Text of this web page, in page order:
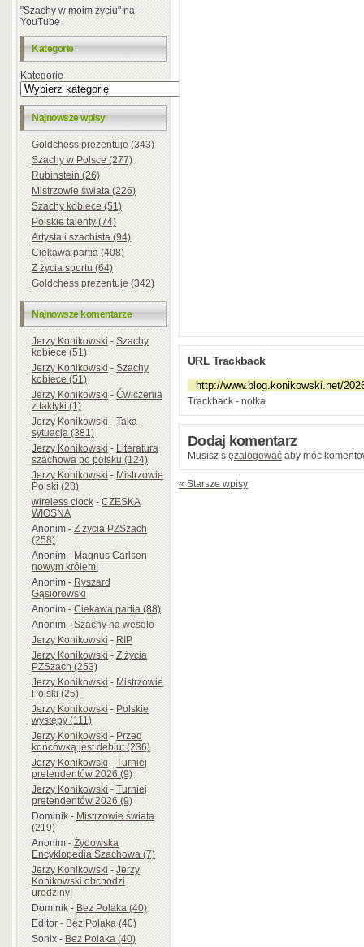
"Szachy w moim życiu" na
YouTube
Kategorie
Kategorie
Najnowsze wpisy
Goldchess prezentuje (343)
Szachy w Polsce (277)
Rubinstein (26)
Mistrzowie świata (226)
Szachy kobiece (51)
Polskie talenty (74)
Artysta i szachista (94)
Ciekawa partia (408)
Z życia sportu (64)
Goldchess prezentuje (342)
Najnowsze komentarze
Jerzy Konikowski-Szachy
kobiece (51)
Jerzy Konikowski-Szachy
kobiece (51)
Jerzy Konikowski-Ćwiczenia
z taktyki (1)
Jerzy Konikowski-Taka
sytuacja (381)
Jerzy Konikowski-Literatura
szachowa po polsku (124)
Jerzy Konikowski-Mistrzowie
Polski (28)
wireless clock-CZESKA
WIOSNA
Anonim-Z życia PZSzach
(258)
Anonim-Magnus Carlsen
nowym królem!
Anonim-Ryszard
Gąsiorowski
Anonim-Ciekawa partia (88)
Anonim-Szachy na wesoło
Jerzy Konikowski-RIP
Jerzy Konikowski-Z życia
PZSzach (253)
Jerzy Konikowski-Mistrzowie
Polski (25)
Jerzy Konikowski-Polskie
występy (111)
Jerzy Konikowski-Przed
końcówką jest debiut (236)
Jerzy Konikowski-Turniej
pretendentów 2026 (9)
Jerzy Konikowski-Turniej
pretendentów 2026 (9)
Dominik-Mistrzowie świata
(219)
Anonim-Żydowska
Encyklopedia Szachowa (7)
Jerzy Konikowski-Jerzy
Konikowski obchodzi
urodziny!
Dominik-Bez Polaka (40)
Editor-Bez Polaka (40)
Sonix-Bez Polaka (40)
URL Trackback
Trackback - notka
Dodaj komentarz
Musisz sięzalogować aby móc
« Starsze wpisy